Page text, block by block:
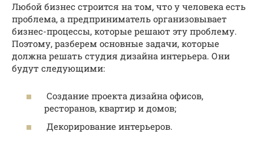
Любой бизнес строится на том, что у человека есть
проблема, а предприниматель организовывает
бизнес-процессы, которые решают эту проблему.
Поэтому, разберем основные задачи, которые
должна решать студия дизайна интерьера. Они
будут следующими:
Создание проекта дизайна офисов,
ресторанов, квартир и домов;
Декорирование интерьеров.